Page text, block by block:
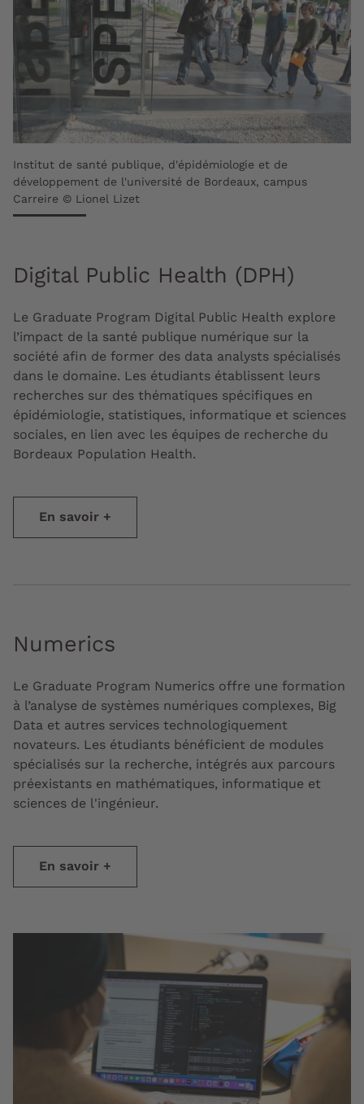
Institut de santé publique, d'épidémiologie et de
développement de l'université de Bordeaux, campus
Carreire © Lionel Lizet
Digital Public Health (DPH)
Le Graduate Program Digital Public Health explore
l’impact de la santé publique numérique sur la
société afin de former des data analysts spécialisés
dans le domaine. Les étudiants établissent leurs
recherches sur des thématiques spécifiques en
épidémiologie, statistiques, informatique et sciences
sociales, en lien avec les équipes de recherche du
Bordeaux Population Health.
En savoir +
Numerics
Le Graduate Program Numerics offre une formation
à l’analyse de systèmes numériques complexes, Big
Data et autres services technologiquement
novateurs. Les étudiants bénéficient de modules
spécialisés sur la recherche, intégrés aux parcours
préexistants en mathématiques, informatique et
sciences de l'ingénieur.
En savoir +